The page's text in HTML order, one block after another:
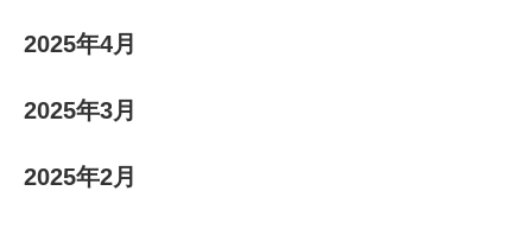
2025年4月
2025年3月
2025年2月